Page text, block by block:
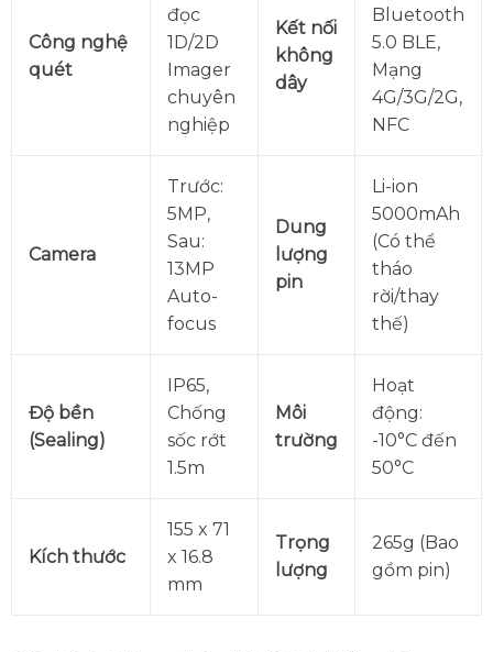
Công nghệ
quét
đọc
1D/2D
Imager
chuyên
nghiệp
Kết nối
không
dây
Bluetooth
5.0 BLE,
Mạng
4G/3G/2G,
NFC
Camera
Trước:
5MP,
Sau:
13MP
Auto-
focus
Dung
lượng
pin
Li-ion
5000mAh
(Có thể
tháo
rời/thay
thế)
Độ bền
(Sealing)
IP65,
Chống
sốc rớt
1.5m
Môi
trường
Hoạt
động:
-10°C đến
50°C
Kích thước
155 x 71
x 16.8
mm
Trọng
lượng
265g (Bao
gồm pin)